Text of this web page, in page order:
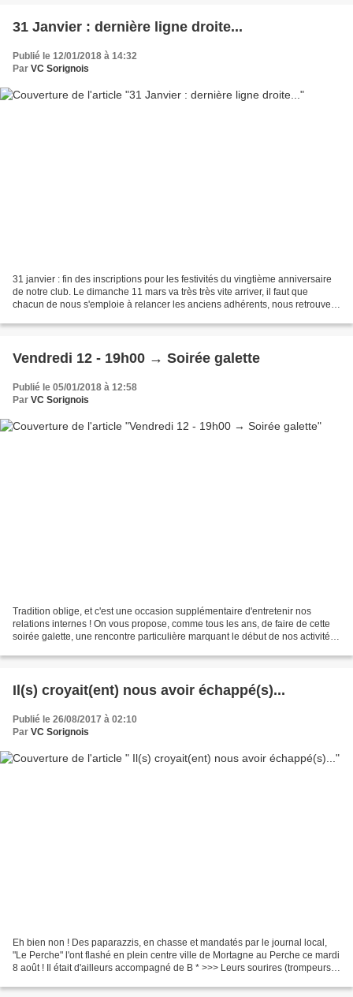
31 Janvier : dernière ligne droite...
Publié le 12/01/2018 à 14:32
Par VC Sorignois
31 janvier : fin des inscriptions pour les festivités du vingtième anniversaire
de notre club. Le dimanche 11 mars va très très vite arriver, il faut que
chacun de nous s'emploie à relancer les anciens adhérents, nous retrouver
Vendredi 12 - 19h00 → Soirée galette
Publié le 05/01/2018 à 12:58
Par VC Sorignois
Tradition oblige, et c'est une occasion supplémentaire d'entretenir nos
relations internes ! On vous propose, comme tous les ans, de faire de cette
soirée galette, une rencontre particulière marquant le début de nos activités
Il(s) croyait(ent) nous avoir échappé(s)...
Publié le 26/08/2017 à 02:10
Par VC Sorignois
Eh bien non ! Des paparazzis, en chasse et mandatés par le journal local,
"Le Perche" l'ont flashé en plein centre ville de Mortagne au Perche ce mardi
8 août ! Il était d'ailleurs accompagné de B * >>> Leurs sourires (trompeurs)